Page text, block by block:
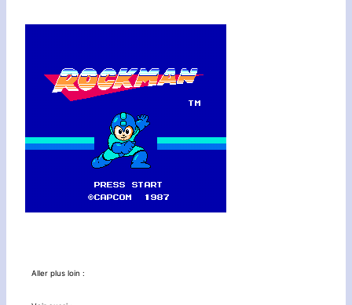
Aller plus loin :